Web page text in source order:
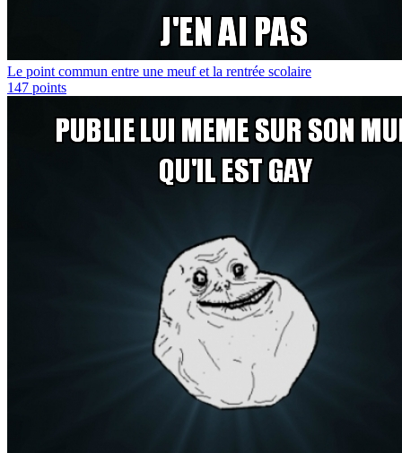
Le point commun entre une meuf et la rentrée scolaire
147 points